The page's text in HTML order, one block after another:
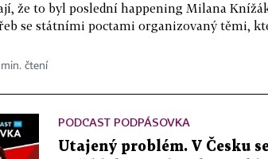
že to byl poslední happening Milana
se státními poctami organizovaný těmi,
čtení
PODCAST PODPÁSOVKA
Utajený problém. V Česku